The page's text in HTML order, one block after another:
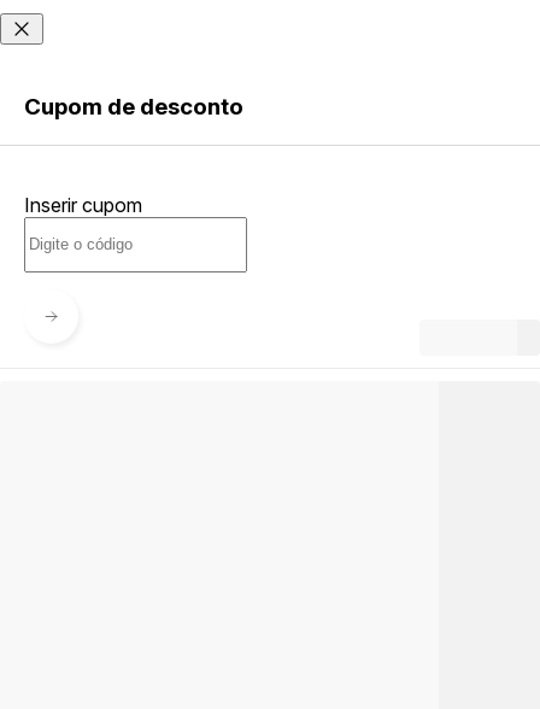
CRIAR
CONTA
Acessar com senha
Cupom de desconto
Inserir cupom